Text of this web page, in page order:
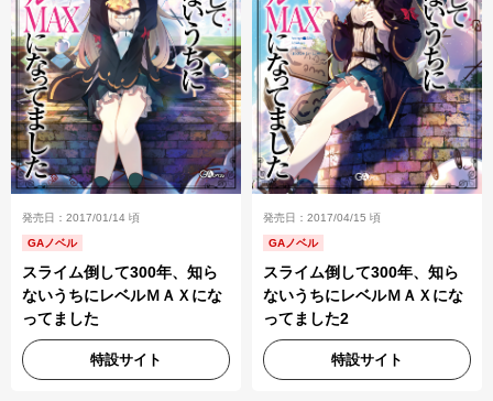
発売日：2017/01/14 頃
GAノベル
スライム倒して300年、知ら
ないうちにレベルＭＡＸにな
ってました
特設サイト
発売日：2017/04/15 頃
GAノベル
スライム倒して300年、知ら
ないうちにレベルＭＡＸにな
ってました2
特設サイト